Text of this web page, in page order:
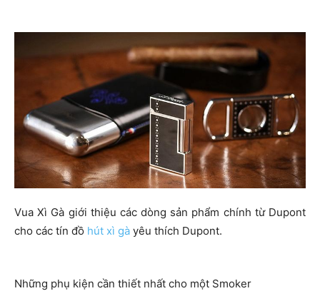
Vua Xì Gà giới thiệu các dòng sản phẩm chính từ Dupont
cho các tín đồ hút xì gà yêu thích Dupont.
Những phụ kiện cần thiết nhất cho một Smoker